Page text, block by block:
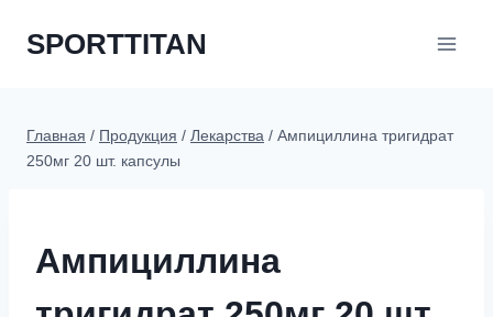
SPORTTITAN
Главная / Продукция / Лекарства / Ампициллина тригидрат
250мг 20 шт. капсулы
Ампициллина